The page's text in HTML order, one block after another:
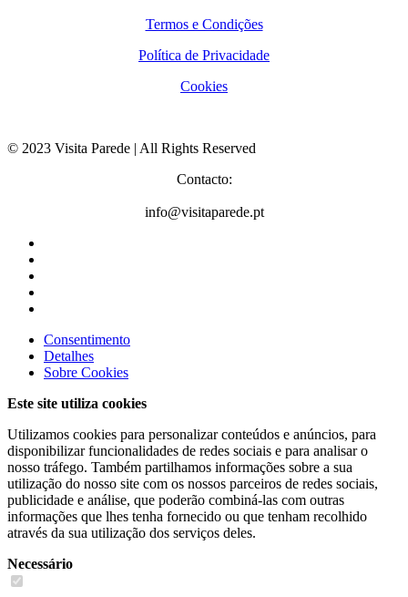
Termos e Condições
Política de Privacidade
Cookies
© 2023 Visita Parede | All Rights Reserved
Contacto:
info@visitaparede.pt
Consentimento
Detalhes
Sobre Cookies
Este site utiliza cookies
Utilizamos cookies para personalizar conteúdos e anúncios, para
disponibilizar funcionalidades de redes sociais e para analisar o
nosso tráfego. Também partilhamos informações sobre a sua
utilização do nosso site com os nossos parceiros de redes sociais,
publicidade e análise, que poderão combiná-las com outras
informações que lhes tenha fornecido ou que tenham recolhido
através da sua utilização dos serviços deles.
Necessário